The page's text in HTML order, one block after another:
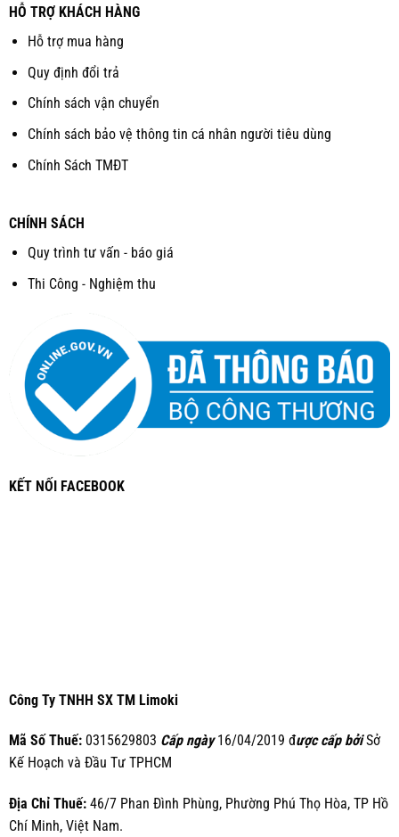
HỖ TRỢ KHÁCH HÀNG
Hỗ trợ mua hàng
Quy định đổi trả
Chính sách vận chuyển
Chính sách bảo vệ thông tin cá nhân người tiêu dùng
Chính Sách TMĐT
CHÍNH SÁCH
Quy trình tư vấn - báo giá
Thi Công - Nghiệm thu
KẾT NỐI FACEBOOK
Công Ty TNHH SX TM Limoki
Mã Số Thuế:0315629803 Cấp ngày16/04/2019 được cấp bởiSở
Kế Hoạch và Đầu Tư TPHCM
Địa Chỉ Thuế:46/7 Phan Đình Phùng, Phường Phú Thọ Hòa, TP Hồ
Chí Minh, Việt Nam.